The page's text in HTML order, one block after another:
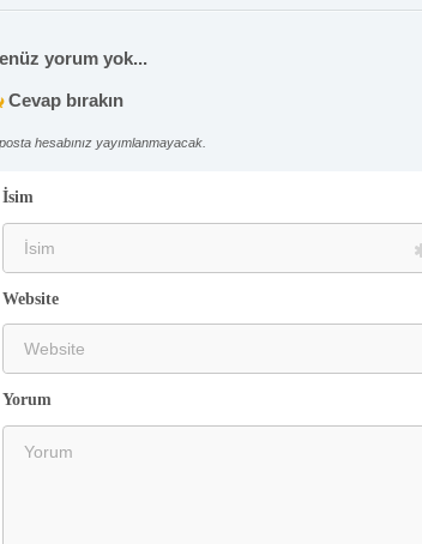
yorum yok...
Cevap bırakın
hesabınız yayımlanmayacak.
İsim
Website
Yorum